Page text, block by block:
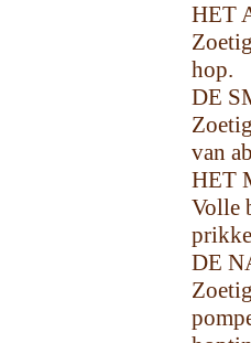
HET
hop.
DE
van
HET
Volle
DE